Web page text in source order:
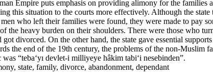
Empire puts emphasis on providing alimony for the
this situation to the courts more effectively. Although the
who left their families were found, they were made to pay
the heavy burden on their shoulders. There were those who
divorced. On the other hand, the state gave essential
the end of the 19th century, the problems of the non-
“tebaʻyı devlet-i milliyeye hâkim tabiʻi nesebinden”.
state, family, divorce, abandonment, dependant